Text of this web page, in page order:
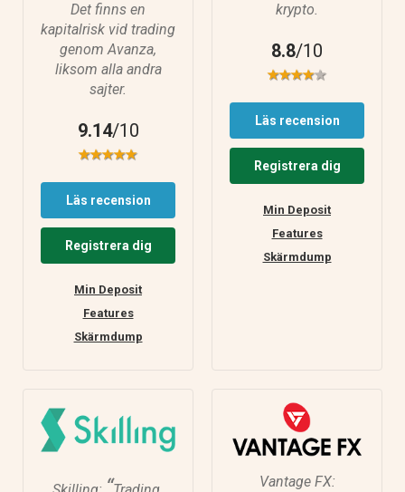
Det finns en
kapitalrisk vid trading
genom Avanza,
liksom alla andra
sajter.
9.14/10
Läs recension
Registrera dig
Min Deposit
Features
Skärmdump
krypto.
8.8/10
Läs recension
Registrera dig
Min Deposit
Features
Skärmdump
Vantage FX: